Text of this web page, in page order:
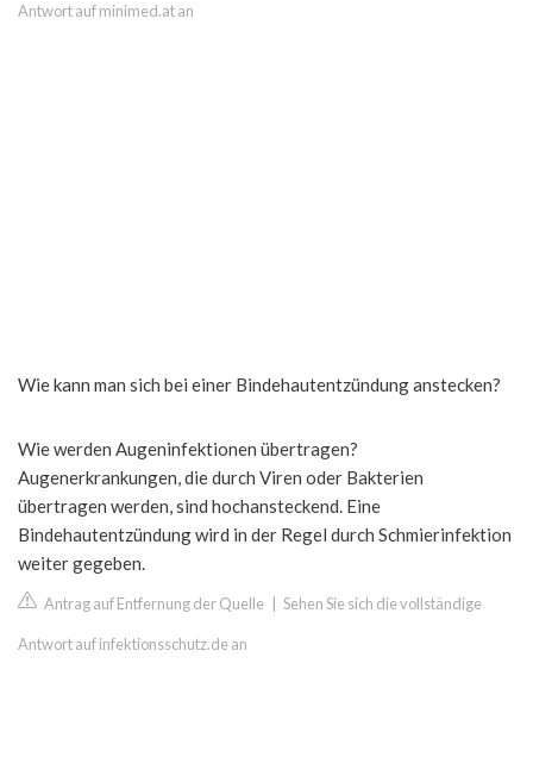
Antwort auf minimed.at an
Wie kann man sich bei einer Bindehautentzündung anstecken?
Wie werden Augeninfektionen übertragen?
Augenerkrankungen, die durch Viren oder Bakterien
übertragen werden, sind hochansteckend. Eine
Bindehautentzündung wird in der Regel durch Schmierinfektion
weiter gegeben.
Antrag auf Entfernung der Quelle Sehen Sie sich die vollständige
Antwort auf infektionsschutz.de an